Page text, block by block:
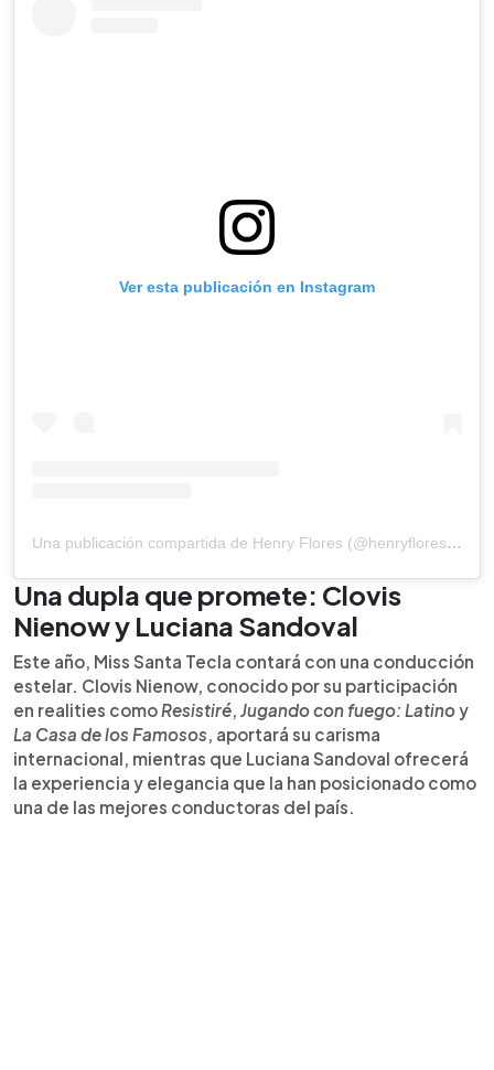
Ver esta publicación en Instagram
Una publicación compartida de Henry Flores (@henryfloresst)
Una dupla que promete: Clovis
Nienow y Luciana Sandoval
Este año, Miss Santa Tecla contará con una conducción
estelar. Clovis Nienow, conocido por su participación
en realities comoResistiré, Jugando con fuego: Latinoy
La Casa de los Famosos, aportará su carisma
internacional, mientras que Luciana Sandoval ofrecerá
la experiencia y elegancia que la han posicionado como
una de las mejores conductoras del país.